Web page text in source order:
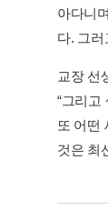
아다니
다. 그
교장 선
“그리고
또 어떤
것은 최